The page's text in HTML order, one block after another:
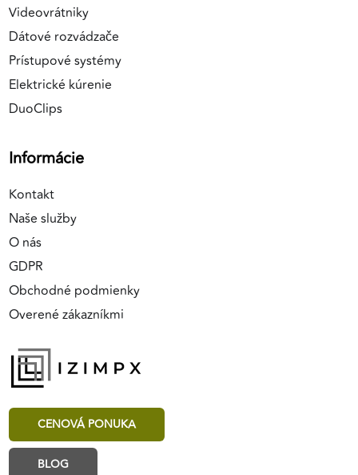
Videovrátniky
Dátové rozvádzače
Prístupové systémy
Elektrické kúrenie
DuoClips
Informácie
Kontakt
Naše služby
O nás
GDPR
Obchodné podmienky
Overené zákazníkmi
CENOVÁ PONUKA
BLOG